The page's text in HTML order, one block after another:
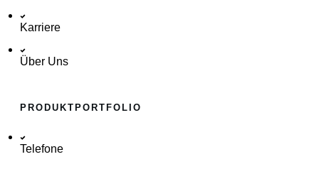
Karriere
Über Uns
PRODUKTPORTFOLIO
Telefone